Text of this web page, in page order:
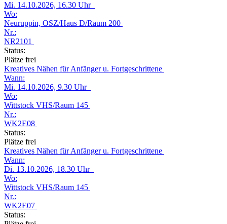
Mi. 14.10.2026, 16.30 Uhr
Wo:
Neuruppin, OSZ/Haus D/Raum 200
Nr.:
NR2101
Status:
Plätze frei
Kreatives Nähen für Anfänger u. Fortgeschrittene
Wann:
Mi. 14.10.2026, 9.30 Uhr
Wo:
Wittstock VHS/Raum 145
Nr.:
WK2E08
Status:
Plätze frei
Kreatives Nähen für Anfänger u. Fortgeschrittene
Wann:
Di. 13.10.2026, 18.30 Uhr
Wo:
Wittstock VHS/Raum 145
Nr.:
WK2E07
Status: